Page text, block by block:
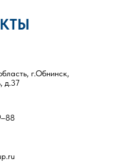
г.Обнинск,
д.37